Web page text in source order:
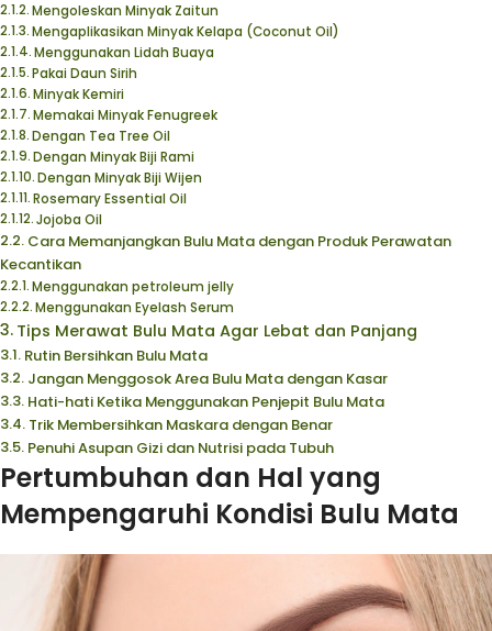
Mengoleskan Minyak Zaitun
Mengaplikasikan Minyak Kelapa (Coconut Oil)
Menggunakan Lidah Buaya
Pakai Daun Sirih
Minyak Kemiri
Memakai Minyak Fenugreek
Dengan Tea Tree Oil
Dengan Minyak Biji Rami
Dengan Minyak Biji Wijen
Rosemary Essential Oil
Jojoba Oil
Cara Memanjangkan Bulu Mata dengan Produk Perawatan
Kecantikan
Menggunakan petroleum jelly
Menggunakan Eyelash Serum
Tips Merawat Bulu Mata Agar Lebat dan Panjang
Rutin Bersihkan Bulu Mata
Jangan Menggosok Area Bulu Mata dengan Kasar
Hati-hati Ketika Menggunakan Penjepit Bulu Mata
Trik Membersihkan Maskara dengan Benar
Penuhi Asupan Gizi dan Nutrisi pada Tubuh
Pertumbuhan dan Hal yang
Mempengaruhi Kondisi Bulu Mata